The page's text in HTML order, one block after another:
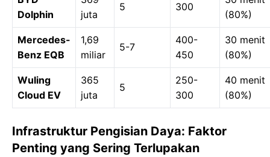
Dolphin
juta
5 300
(80%)
Mercedes-
Benz EQB
1,69
miliar
5-7
400-
450
30 menit
(80%)
Wuling
Cloud EV
365
juta
5
250-
300
40 menit
(80%)
Infrastruktur Pengisian Daya: Faktor
Penting yang Sering Terlupakan